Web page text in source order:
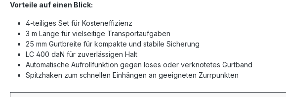
Vorteile auf einen Blick:
4-teiliges Set für Kosteneffizienz
3 m Länge für vielseitige Transportaufgaben
25 mm Gurtbreite für kompakte und stabile Sicherung
LC 400 daN für zuverlässigen Halt
Automatische Aufrollfunktion gegen loses oder verknotetes Gurtband
Spitzhaken zum schnellen Einhängen an geeigneten Zurrpunkten